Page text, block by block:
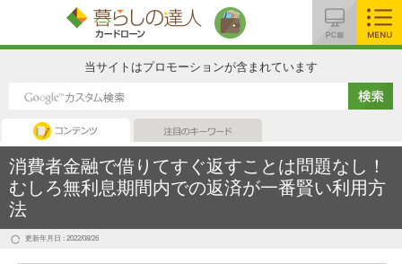
MENU
当サイトはプロモーションが含まれています
コンテンツ 注目のキーワード
消費者金融で借りてすぐ返すことは問題なし！
むしろ無利息期間内での返済が一番賢い利用方
法
更新年月日 : 2022/08/26